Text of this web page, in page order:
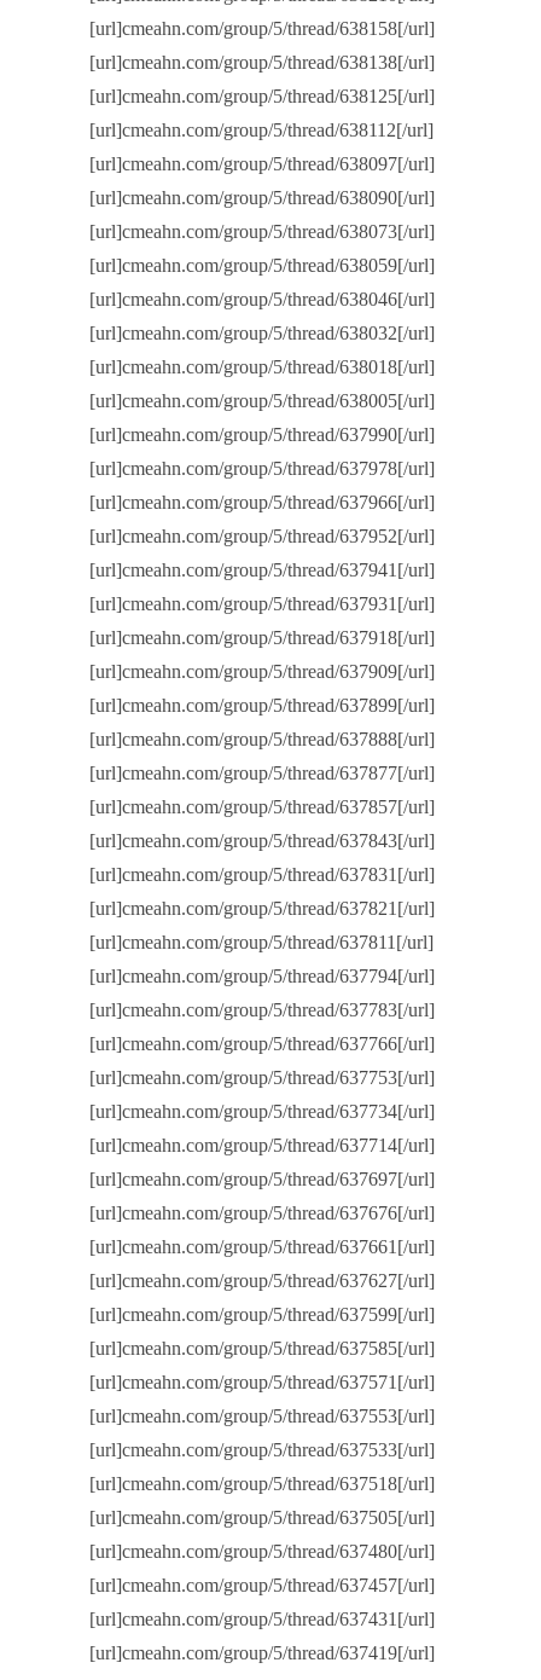
[url]cmeahn.com/group/5/thread/638158[/url]
[url]cmeahn.com/group/5/thread/638138[/url]
[url]cmeahn.com/group/5/thread/638125[/url]
[url]cmeahn.com/group/5/thread/638112[/url]
[url]cmeahn.com/group/5/thread/638097[/url]
[url]cmeahn.com/group/5/thread/638090[/url]
[url]cmeahn.com/group/5/thread/638073[/url]
[url]cmeahn.com/group/5/thread/638059[/url]
[url]cmeahn.com/group/5/thread/638046[/url]
[url]cmeahn.com/group/5/thread/638032[/url]
[url]cmeahn.com/group/5/thread/638018[/url]
[url]cmeahn.com/group/5/thread/638005[/url]
[url]cmeahn.com/group/5/thread/637990[/url]
[url]cmeahn.com/group/5/thread/637978[/url]
[url]cmeahn.com/group/5/thread/637966[/url]
[url]cmeahn.com/group/5/thread/637952[/url]
[url]cmeahn.com/group/5/thread/637941[/url]
[url]cmeahn.com/group/5/thread/637931[/url]
[url]cmeahn.com/group/5/thread/637918[/url]
[url]cmeahn.com/group/5/thread/637909[/url]
[url]cmeahn.com/group/5/thread/637899[/url]
[url]cmeahn.com/group/5/thread/637888[/url]
[url]cmeahn.com/group/5/thread/637877[/url]
[url]cmeahn.com/group/5/thread/637857[/url]
[url]cmeahn.com/group/5/thread/637843[/url]
[url]cmeahn.com/group/5/thread/637831[/url]
[url]cmeahn.com/group/5/thread/637821[/url]
[url]cmeahn.com/group/5/thread/637811[/url]
[url]cmeahn.com/group/5/thread/637794[/url]
[url]cmeahn.com/group/5/thread/637783[/url]
[url]cmeahn.com/group/5/thread/637766[/url]
[url]cmeahn.com/group/5/thread/637753[/url]
[url]cmeahn.com/group/5/thread/637734[/url]
[url]cmeahn.com/group/5/thread/637714[/url]
[url]cmeahn.com/group/5/thread/637697[/url]
[url]cmeahn.com/group/5/thread/637676[/url]
[url]cmeahn.com/group/5/thread/637661[/url]
[url]cmeahn.com/group/5/thread/637627[/url]
[url]cmeahn.com/group/5/thread/637599[/url]
[url]cmeahn.com/group/5/thread/637585[/url]
[url]cmeahn.com/group/5/thread/637571[/url]
[url]cmeahn.com/group/5/thread/637553[/url]
[url]cmeahn.com/group/5/thread/637533[/url]
[url]cmeahn.com/group/5/thread/637518[/url]
[url]cmeahn.com/group/5/thread/637505[/url]
[url]cmeahn.com/group/5/thread/637480[/url]
[url]cmeahn.com/group/5/thread/637457[/url]
[url]cmeahn.com/group/5/thread/637431[/url]
[url]cmeahn.com/group/5/thread/637419[/url]